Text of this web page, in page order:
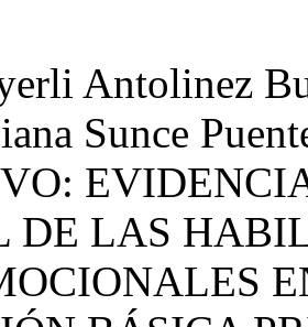
Antolinez
Sunce
DE LAS